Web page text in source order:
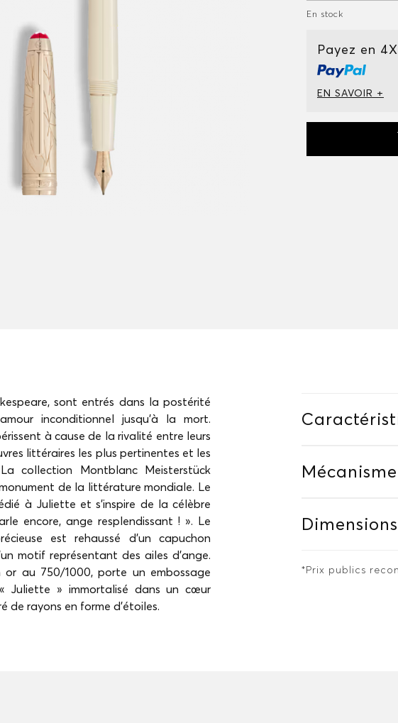
En stock
Payez en 4X
EN SAVOIR +
sont entrés dans la postérité
inconditionnel jusqu'à la mort.
à cause de la rivalité entre leurs
littéraires les plus pertinentes et les
collection Montblanc Meisterstück
de la littérature mondiale. Le
à Juliette et s'inspire de la célèbre
encore, ange resplendissant ! ». Le
est rehaussé d'un capuchon
motif représentant des ailes d'ange.
au 750/1000, porte un embossage
Juliette » immortalisé dans un cœur
de rayons en forme d'étoiles.
Mécanisme
Dimensions
*Prix publics